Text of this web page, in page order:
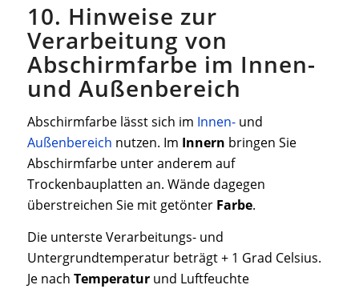
10. Hinweise zur
Verarbeitung von
Abschirmfarbe im Innen-
und Außenbereich
Abschirmfarbe lässt sich im Innen-und
Außenbereich nutzen. Im Innern bringen Sie
Abschirmfarbe unter anderem auf
Trockenbauplatten an. Wände dagegen
überstreichen Sie mit getönter Farbe.
Die unterste Verarbeitungs- und
Untergrundtemperatur beträgt + 1 Grad Celsius.
Je nach Temperaturund Luftfeuchte